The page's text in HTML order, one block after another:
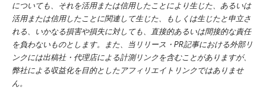
についても、それを活用または信用したことにより生じた、あるいは
活用または信用したことに関連して生じた、もしくは生じたと申立さ
れる、いかなる損害や損失に対しても、直接的あるいは間接的な責任
を負わないものとします。また、当リリース・PR記事における外部リ
ンクには出稿社・代理店による計測リンクを含むことがありますが、
弊社による収益化を目的としたアフィリエイトリンクではありませ
ん。